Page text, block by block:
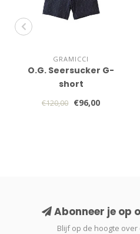
GRAMICCI
O.G. Seersucker G-
short
€120,00 €96,00
Abonneer je op
Blijf op de hoogte